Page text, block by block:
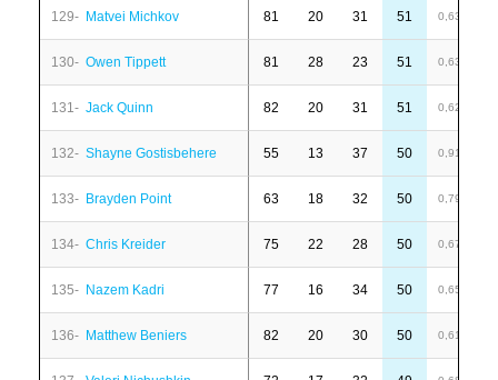
129- Matvei Michkov 81 20 31 51 0,63
130- Owen Tippett 81 28 23 51 0,63
131- Jack Quinn 82 20 31 51 0,62
132- Shayne Gostisbehere 55 13 37 50 0,91
133- Brayden Point 63 18 32 50 0,79
134- Chris Kreider 75 22 28 50 0,67
135- Nazem Kadri 77 16 34 50 0,65
136- Matthew Beniers 82 20 30 50 0,61